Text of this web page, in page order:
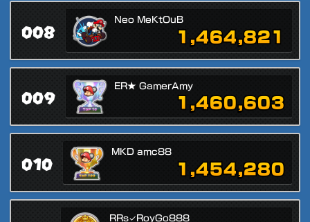
008
Neo MeKtOuB
1,464,821
009
ER★ GamerAmy
1,460,603
010
MKD amc88
1,454,280
RRs✓RoyGo888